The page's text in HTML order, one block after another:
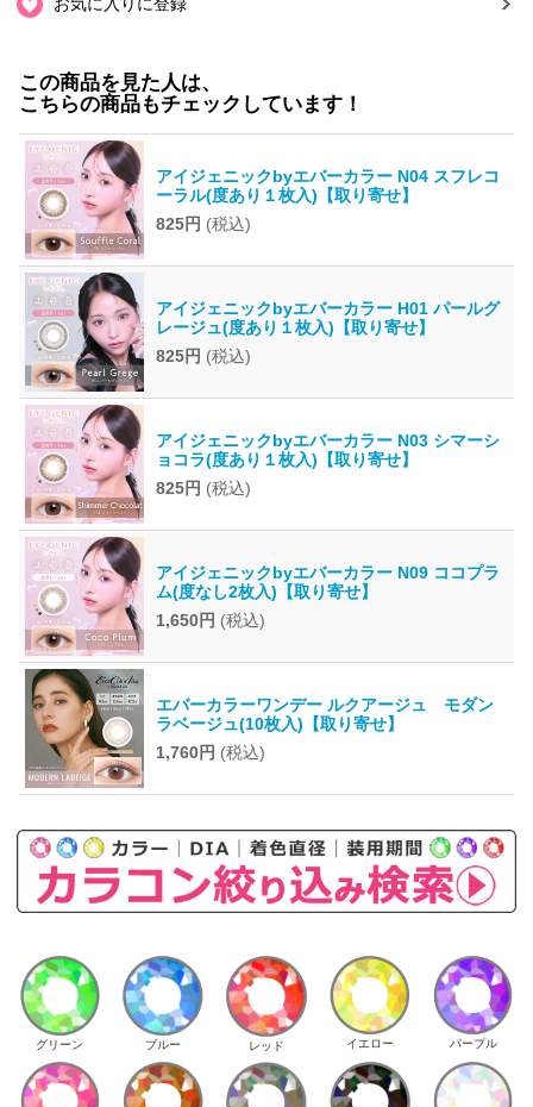
この商品を見た人は、
こちらの商品もチェックしています！
アイジェニックbyエバーカラー N04 スフレコ
ーラル(度あり１枚入)【取り寄せ】
825円 (税込)
アイジェニックbyエバーカラー H01 パールグ
レージュ(度あり１枚入)【取り寄せ】
825円 (税込)
アイジェニックbyエバーカラー N03 シマーシ
ョコラ(度あり１枚入)【取り寄せ】
825円 (税込)
アイジェニックbyエバーカラー N09 ココプラ
ム(度なし2枚入)【取り寄せ】
1,650円 (税込)
エバーカラーワンデー ルクアージュ モダン
ラベージュ(10枚入)【取り寄せ】
1,760円 (税込)
グリーン ブルー レッド イエロー パープル